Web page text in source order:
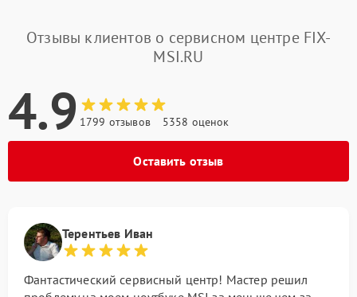
Отзывы клиентов о сервисном центре FIX-
MSI.RU
4.9 1799 отзывов 5358 оценок
Оставить отзыв
Терентьев Иван
Фантастический сервисный центр! Мастер решил